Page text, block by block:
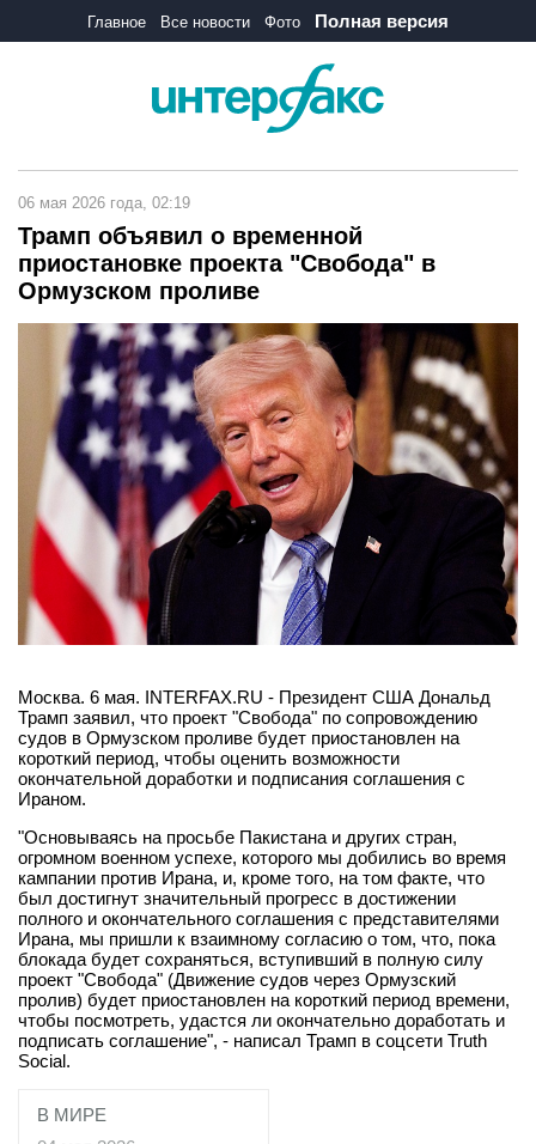
Главное Все новости Фото Полная версия
06 мая 2026 года, 02:19
Трамп объявил о временной
приостановке проекта "Свобода" в
Ормузском проливе
Москва. 6 мая. INTERFAX.RU - Президент США Дональд
Трамп заявил, что проект "Свобода" по сопровождению
судов в Ормузском проливе будет приостановлен на
короткий период, чтобы оценить возможности
окончательной доработки и подписания соглашения с
Ираном.
"Основываясь на просьбе Пакистана и других стран,
огромном военном успехе, которого мы добились во время
кампании против Ирана, и, кроме того, на том факте, что
был достигнут значительный прогресс в достижении
полного и окончательного соглашения с представителями
Ирана, мы пришли к взаимному согласию о том, что, пока
блокада будет сохраняться, вступивший в полную силу
проект "Свобода" (Движение судов через Ормузский
пролив) будет приостановлен на короткий период времени,
чтобы посмотреть, удастся ли окончательно доработать и
подписать соглашение", - написал Трамп в соцсети Truth
Social.
В МИРЕ